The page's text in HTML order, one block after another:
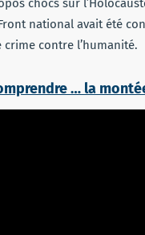
national avait été
contre l’humanité.
… la